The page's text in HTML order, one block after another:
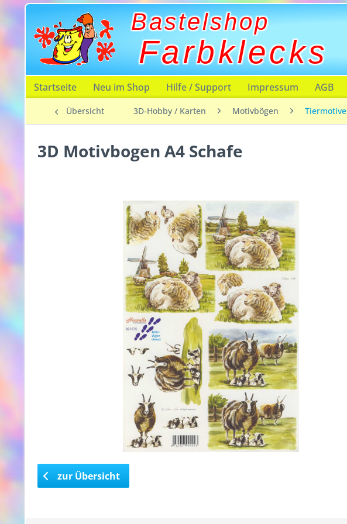
Bastelshop
Farbklecks
Startseite Neu im Shop Hilfe / Support Impressum AGB
Übersicht 3D-Hobby / Karten Motivbögen Tiermotive
3D Motivbogen A4 Schafe
zur Übersicht